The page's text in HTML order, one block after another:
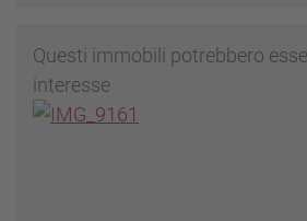
Questi immobili potrebbero
interesse